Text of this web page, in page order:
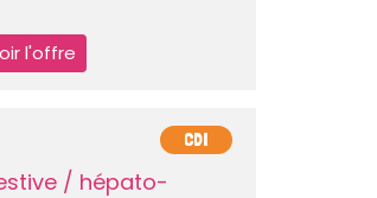
l'offre
CDI
/ hépato-